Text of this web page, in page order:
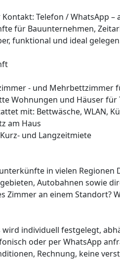
Kontakt: Telefon / WhatsApp
für Bauunternehmen,
funktional und ideal
- und Mehrbettzimmer
Wohnungen und Häuser für
mit: Bettwäsche, WLAN,
am Haus
und Langzeitmiete
in vielen Regionen
Autobahnen sowie
Zimmer an einem Standort?
wird individuell festgelegt,
oder per WhatsApp
Rechnung, keine